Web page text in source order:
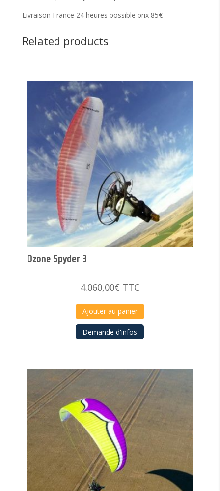
Livraison France 24 heures possible prix 85€
Related products
Ozone Spyder 3
4.060,00€ TTC
Ajouter au panier
Demande d'infos